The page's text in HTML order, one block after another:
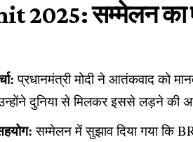
2025: सम्मेलन का
प्रधानमंत्री मोदी ने आतंकवाद को
दुनिया से मिलकर इससे लड़ने की
सम्मेलन में सुझाव दिया गया कि